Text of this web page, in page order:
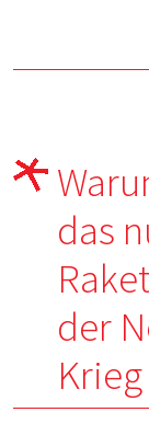
das
der